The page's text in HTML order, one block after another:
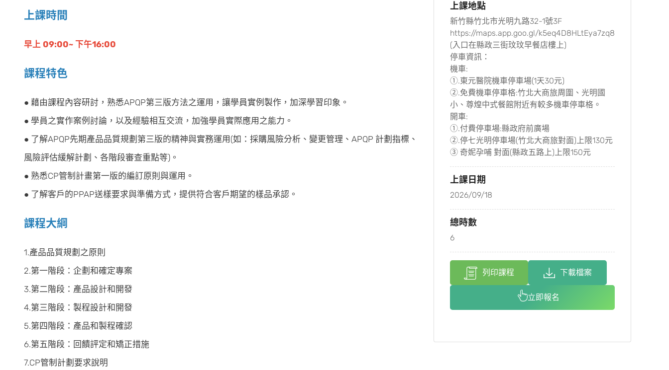
上課時間
早上 09:00~ 下午16:00
課程特色
● 藉由課程內容研討，熟悉APQP第三版方法之運用，讓學員實例製作，加深學習印象。
● 學員之實作案例討論，以及經驗相互交流，加強學員實際應用之能力。
● 了解APQP先期產品品質規劃第三版的精神與實務運用(如：採購風險分析、變更管理、APQP 計劃指標、
風險評估緩解計劃、各階段審查重點等)。
● 熟悉CP管制計畫第一版的編訂原則與運用。
● 了解客戶的PPAP送樣要求與準備方式，提供符合客戶期望的樣品承認。
課程大綱
1.產品品質規劃之原則
2.第一階段：企劃和確定專案
3.第二階段：產品設計和開發
4.第三階段：製程設計和開發
5.第四階段：產品和製程確認
6.第五階段：回饋評定和矯正措施
7.CP管制計劃要求說明
上課地點
新竹縣竹北市光明九路32-1號3F
https://maps.app.goo.gl/k5eq4D8HLtEya7zq8
(入口在縣政三街玟玟早餐店樓上)
停車資訊：
機車:
①.東元醫院機車停車場(1天30元)
②.免費機車停車格:竹北大商旅周圍、光明國
小、尊煌中式餐館附近有較多機車停車格。
開車:
①.付費停車場:縣政府前廣場
②.停七光明停車場(竹北大商旅對面)上限130元
③ 奇妮孕哺 對面(縣政五路上)上限150元
上課日期
2026/09/18
總時數
6
列印課程 下載檔案
立即報名